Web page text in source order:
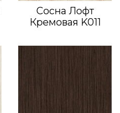
Сосна Лофт
Кремовая K011